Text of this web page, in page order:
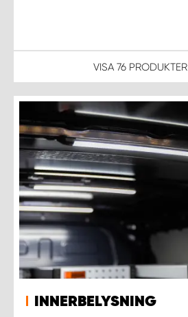
VISA 76 PRODUKTER
INNERBELYSNING